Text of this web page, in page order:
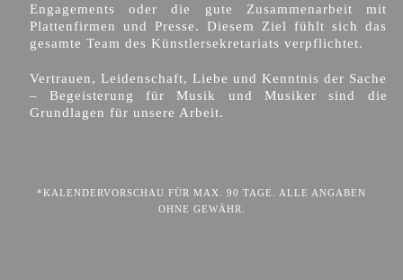
Engagements oder die gute Zusammenarbeit mit
Plattenfirmen und Presse. Diesem Ziel fühlt sich das
gesamte Team des Künstlersekretariats verpflichtet.
Vertrauen, Leidenschaft, Liebe und Kenntnis der Sache
– Begeisterung für Musik und Musiker sind die
Grundlagen für unsere Arbeit.
*KALENDERVORSCHAU FÜR MAX. 90 TAGE. ALLE ANGABEN
OHNE GEWÄHR.